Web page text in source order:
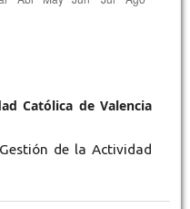
Católica de Valencia
de la Actividad